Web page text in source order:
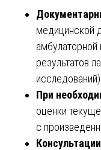
медицинской
амбулаторной
результатов
исследований).
При
оценки
с